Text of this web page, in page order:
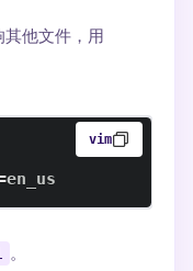
他文件，用
vim
en_us
。